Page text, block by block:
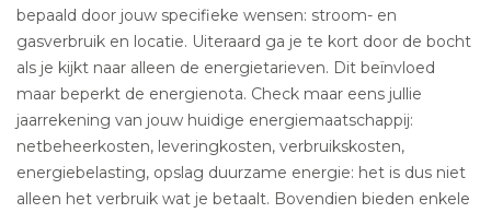
bepaald door jouw specifieke wensen: stroom- en
gasverbruik en locatie. Uiteraard ga je te kort door de bocht
als je kijkt naar alleen de energietarieven. Dit beïnvloed
maar beperkt de energienota. Check maar eens jullie
jaarrekening van jouw huidige energiemaatschappij:
netbeheerkosten, leveringkosten, verbruikskosten,
energiebelasting, opslag duurzame energie: het is dus niet
alleen het verbruik wat je betaalt. Bovendien bieden enkele